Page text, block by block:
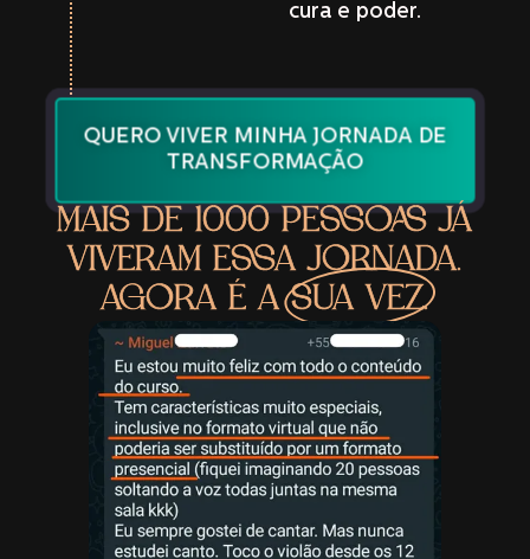
cura e poder.
QUERO VIVER MINHA JORNADA DE
TRANSFORMAÇÃO
MAIS DE 1000 PESSOAS JÁ
VIVERAM ESSA JORNADA.
AGORA É ASUA VEZ.